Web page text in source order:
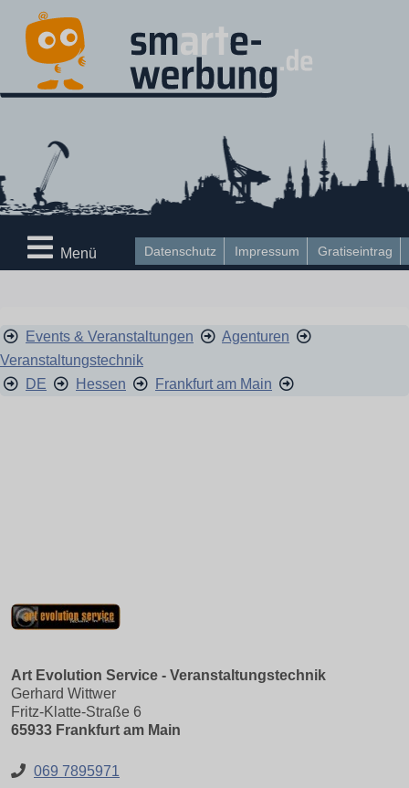
Datenschutz Impressum Gratiseintrag
Menü
Events & Veranstaltungen
Agenturen
Veranstaltungstechnik
DE
Hessen Frankfurt am Main
Art Evolution Service - Veranstaltungstechnik
Gerhard Wittwer
Fritz-Klatte-Straße 6
65933 Frankfurt am Main
069 7895971